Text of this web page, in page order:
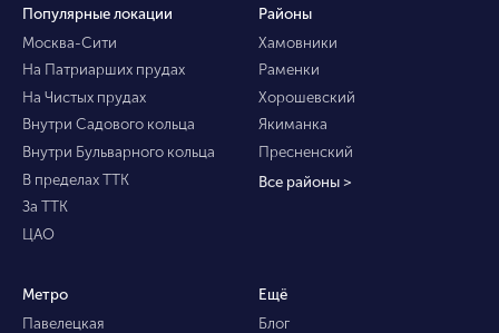
Популярные локации
Москва-Сити
На Патриарших прудах
На Чистых прудах
Внутри Садового кольца
Внутри Бульварного кольца
В пределах ТТК
За ТТК
ЦАО
Районы
Хамовники
Раменки
Хорошевский
Якиманка
Пресненский
Все районы >
Метро
Павелецкая
Ещё
Блог